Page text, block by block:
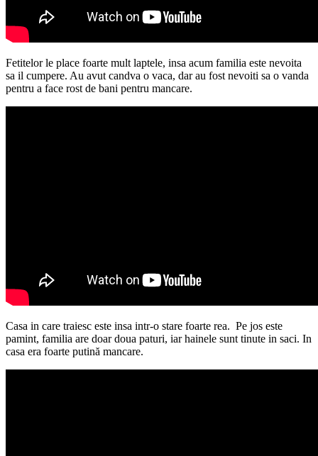
Fetitelor le place foarte mult laptele, insa acum familia este nevoita
sa il cumpere. Au avut candva o vaca, dar au fost nevoiti sa o vanda
pentru a face rost de bani pentru mancare.
Casa in care traiesc este insa intr-o stare foarte rea. Pe jos este
pamint, familia are doar doua paturi, iar hainele sunt tinute in saci. In
casa era foarte putină mancare.